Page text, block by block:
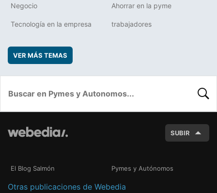
Negocio Ahorrar en la pyme
Tecnología en la empresa trabajadores
VER MÁS TEMAS
SUBIR
El Blog Salmón Pymes y Autónomos
Otras publicaciones de Webedia